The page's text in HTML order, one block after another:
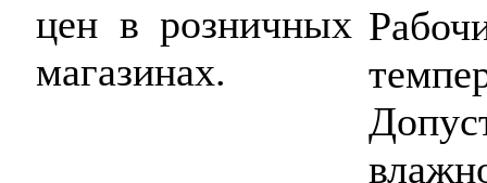
цен в розничных
магазинах.